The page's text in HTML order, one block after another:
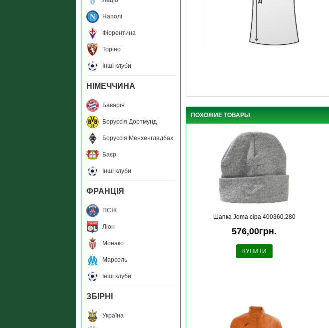
Наполі
Фіорентина
Торіно
Інші клуби
НІМЕЧЧИНА
Баварія
Боруссія Дортмунд
Боруссія Менхенгладбах
Баєр
Інші клуби
ФРАНЦІЯ
ПСЖ
Ліон
Монако
Марсель
Інші клуби
ЗБIРНI
Україна
ПОХОЖИЕ ТОВАРЫ
Шапка Joma сіра 400360.280
576,00грн.
КУПИТИ